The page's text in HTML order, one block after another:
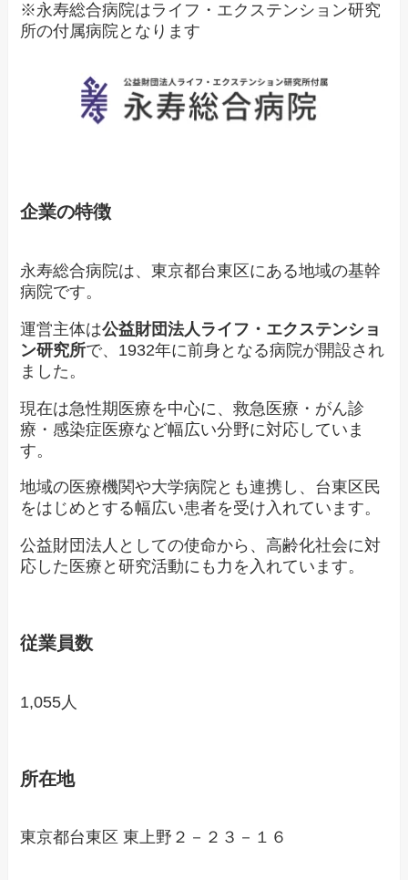
※永寿総合病院はライフ・エクステンション研究
所の付属病院となります
企業の特徴
永寿総合病院は、東京都台東区にある地域の基幹
病院です。
運営主体は公益財団法人ライフ・エクステンショ
ン研究所で、1932年に前身となる病院が開設され
ました。
現在は急性期医療を中心に、救急医療・がん診
療・感染症医療など幅広い分野に対応していま
す。
地域の医療機関や大学病院とも連携し、台東区民
をはじめとする幅広い患者を受け入れています。
公益財団法人としての使命から、高齢化社会に対
応した医療と研究活動にも力を入れています。
従業員数
1,055人
所在地
東京都台東区 東上野２－２３－１６